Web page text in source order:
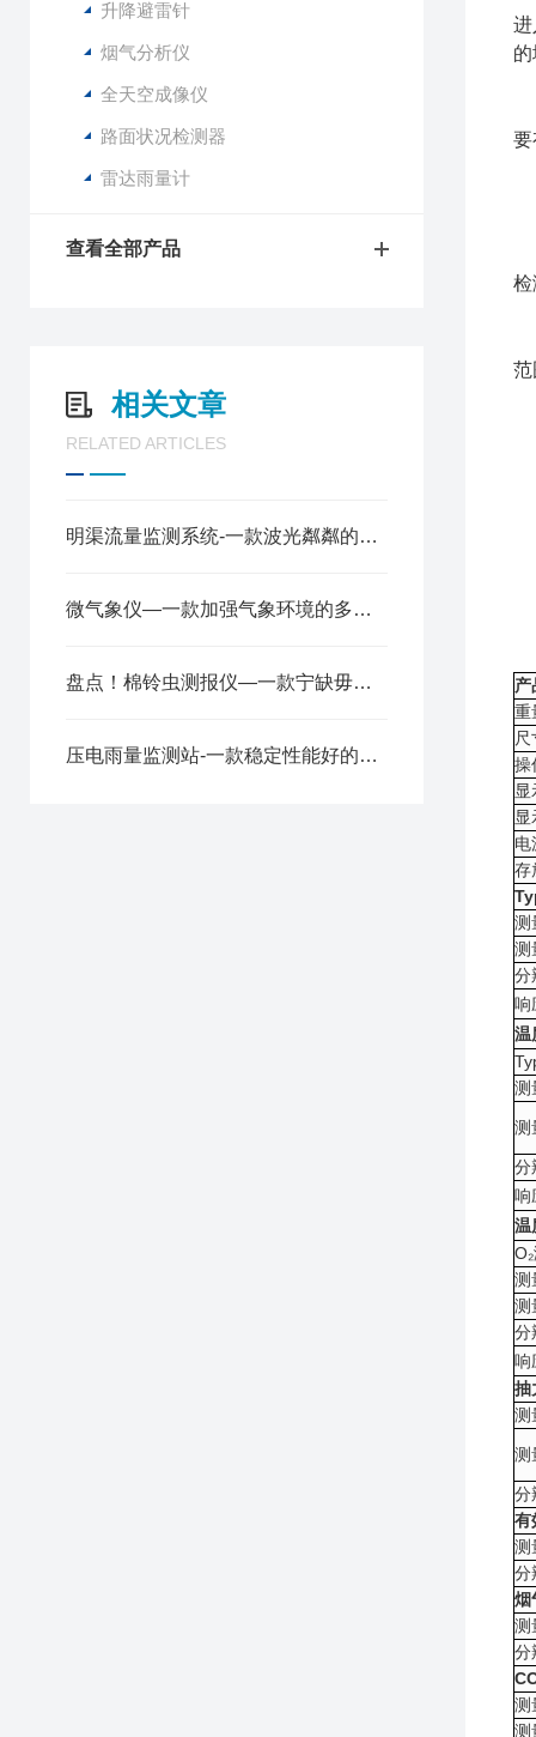
升降避雷针
烟气分析仪
全天空成像仪
路面状况检测器
雷达雨量计
查看全部产品
相关文章
RELATED ARTICLES
明渠流量监测系统-一款波光粼粼的水文监测设备 @2022厂家新发布
微气象仪—一款加强气象环境的多参数气象传感器@2023已更新
盘点！棉铃虫测报仪—一款宁缺毋滥的玉米棉铃虫测报仪
压电雨量监测站-一款稳定性能好的自动雨量站@2024新资讯
进
要
检
范
产
重
尺
操
显
显
电
存
测
测
分
响
温
测
测
分
响
温
测
测
分
响
抽
测
测
分
有
测
分
烟
测
分
测
测